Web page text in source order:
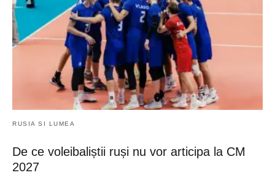
RUSIA SI LUMEA
De ce voleibaliștii ruși nu vor articipa la CM
2027